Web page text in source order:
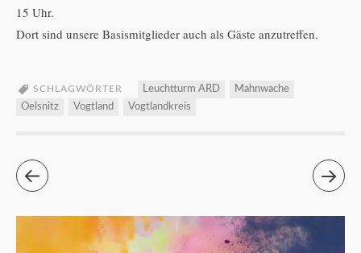
15 Uhr.
Dort sind unsere Basismitglieder auch als Gäste anzutreffen.
SCHLAGWÖRTER Leuchtturm ARD
Mahnwache
Oelsnitz
Vogtland Vogtlandkreis